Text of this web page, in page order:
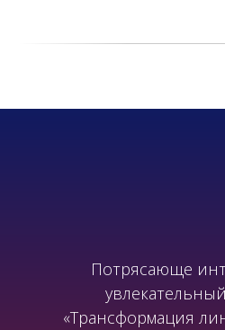
Потрясающе
«Трансформация